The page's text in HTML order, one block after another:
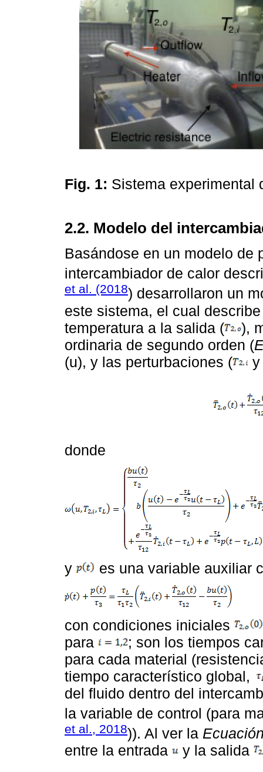
Fig. 1: Sistema experimental
2.2. Modelo del
Basándose en un modelo de
intercambiador de calor
et al. (2018) desarrollaron un
este sistema, el cual
temperatura a la salida (
),
ordinaria de segundo orden (
(u), y las perturbaciones (
donde
y es una variable auxiliar
con condiciones iniciales
para
; son los tiempos
para cada material
tiempo característico global,
del fluido dentro del
la variable de control (para
et al., 2018)). Al ver la
entre la entrada
y la salida